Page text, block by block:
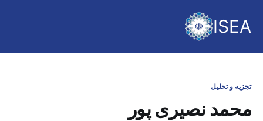
ISEA
تجزیه و تحلیل
محمد نصیری پور